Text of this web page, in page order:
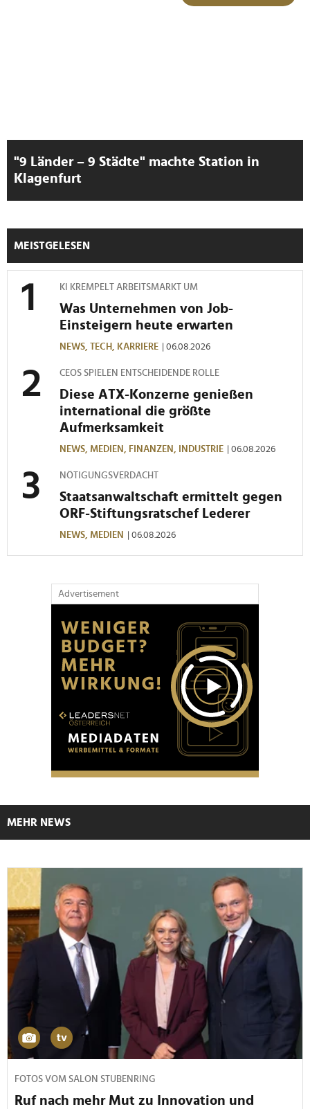
"9 Länder – 9 Städte" machte Station in
Klagenfurt
MEISTGELESEN
KI KREMPELT ARBEITSMARKT UM
Was Unternehmen von Job-
Einsteigern heute erwarten
NEWS, TECH, KARRIERE | 06.08.2026
CEOS SPIELEN ENTSCHEIDENDE ROLLE
Diese ATX-Konzerne genießen
international die größte
Aufmerksamkeit
NEWS, MEDIEN, FINANZEN, INDUSTRIE | 06.08.2026
NÖTIGUNGSVERDACHT
Staatsanwaltschaft ermittelt gegen
ORF-Stiftungsratschef Lederer
NEWS, MEDIEN | 06.08.2026
Advertisement
MEHR NEWS
FOTOS VOM SALON STUBENRING
Ruf nach mehr Mut zu Innovation und